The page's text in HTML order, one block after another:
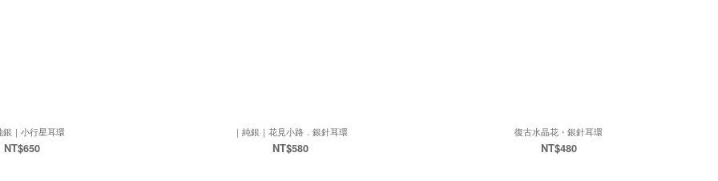
銀｜小行星耳環
NT$650
｜純銀｜花見小路．銀針耳環
NT$580
復古水晶花・銀針耳環
NT$480